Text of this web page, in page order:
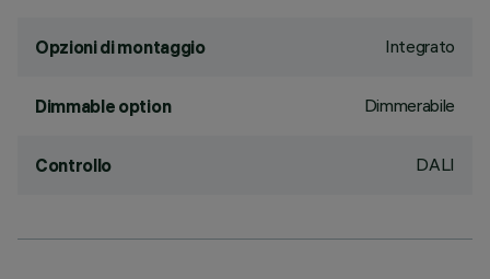
Opzioni di montaggio Integrato
Dimmable option Dimmerabile
Controllo DALI